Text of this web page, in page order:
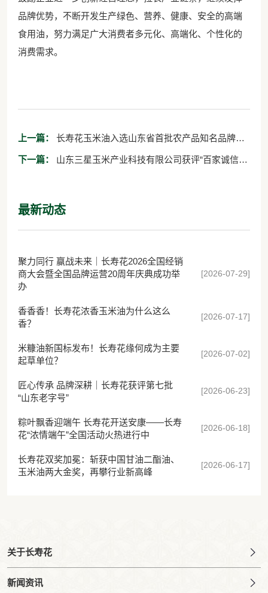
品牌优势，不断开发生产绿色、营养、健康、安全的高端
食用油，努力满足广大消费者多元化、高端化、个性化的
消费需求。
上一篇：
录
下一篇：
最新动态
聚力同行 赢战未来｜长寿花2026全国经销
商大会暨全国品牌运营20周年庆典成功举
办
[2026-07-29]
香香香！长寿花浓香玉米油为什么这么
香？
[2026-07-17]
米糠油新国标发布！长寿花缘何成为主要
起草单位？
[2026-07-02]
匠心传承 品牌深耕｜长寿花获评第七批
“山东老字号”
[2026-06-23]
粽叶飘香迎端午 长寿花开送安康——长寿
花“浓情端午”全国活动火热进行中
[2026-06-18]
长寿花双奖加冕：斩获中国甘油二酯油、
玉米油两大金奖，再攀行业新高峰
[2026-06-17]
关于长寿花
新闻资讯